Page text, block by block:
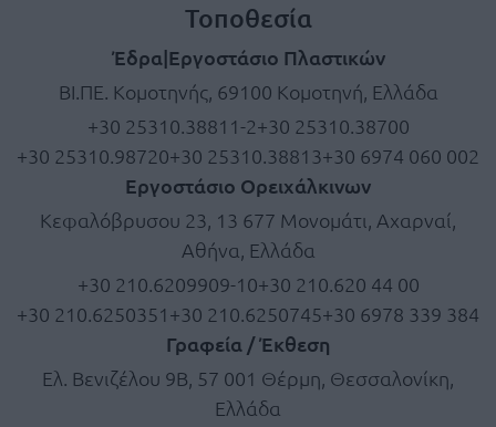
Τοποθεσία
Έδρα|Εργοστάσιο Πλαστικών
ΒΙ.ΠΕ. Κομοτηνής, 69100 Κομοτηνή, Ελλάδα
+30 25310.38811-2+30 25310.38700
+30 25310.98720+30 25310.38813+30 6974 060 002
Εργοστάσιο Ορειχάλκινων
Κεφαλόβρυσου 23, 13 677 Μονομάτι, Αχαρναί,
Αθήνα, Ελλάδα
+30 210.6209909-10+30 210.620 44 00
+30 210.6250351 +30 210.6250745+30 6978 339 384
Γραφεία / Έκθεση
Ελ. Βενιζέλου 9Β, 57 001 Θέρμη, Θεσσαλονίκη,
Ελλάδα